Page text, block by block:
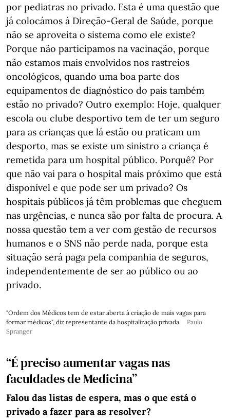
por pediatras no privado. Esta é uma questão que
já colocámos à Direção-Geral de Saúde, porque
não se aproveita o sistema como ele existe?
Porque não participamos na vacinação, porque
não estamos mais envolvidos nos rastreios
oncológicos, quando uma boa parte dos
equipamentos de diagnóstico do país também
estão no privado? Outro exemplo: Hoje, qualquer
escola ou clube desportivo tem de ter um seguro
para as crianças que lá estão ou praticam um
desporto, mas se existe um sinistro a criança é
remetida para um hospital público. Porquê? Por
que não vai para o hospital mais próximo que está
disponível e que pode ser um privado? Os
hospitais públicos já têm problemas que cheguem
nas urgências, e nunca são por falta de procura. A
nossa questão tem a ver com gestão de recursos
humanos e o SNS não perde nada, porque esta
situação será paga pela companhia de seguros,
independentemente de ser ao público ou ao
privado.
"Ordem dos Médicos tem de estar aberta à criação de mais vagas para
formar médicos", diz representante da hospitalização privada.
Paulo
Spranger
“É preciso aumentar vagas nas
faculdades de Medicina”
Falou das listas de espera, mas o que está o
privado a fazer para as resolver?